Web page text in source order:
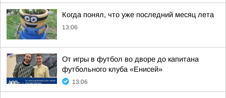
Когда понял, что уже последний месяц лета
13:06
От игры в футбол во дворе до капитана
футбольного клуба «Енисей»
13:06